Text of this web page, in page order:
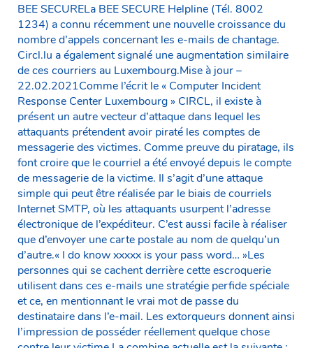
BEE SECURELa BEE SECURE Helpline (Tél. 8002
1234) a connu récemment une nouvelle croissance du
nombre d’appels concernant les e-mails de chantage.
Circl.lu a également signalé une augmentation similaire
de ces courriers au Luxembourg.Mise à jour –
22.02.2021Comme l’écrit le « Computer Incident
Response Center Luxembourg » CIRCL, il existe à
présent un autre vecteur d’attaque dans lequel les
attaquants prétendent avoir piraté les comptes de
messagerie des victimes. Comme preuve du piratage, ils
font croire que le courriel a été envoyé depuis le compte
de messagerie de la victime. Il s’agit d’une attaque
simple qui peut être réalisée par le biais de courriels
Internet SMTP, où les attaquants usurpent l’adresse
électronique de l’expéditeur. C’est aussi facile à réaliser
que d’envoyer une carte postale au nom de quelqu’un
d’autre.« I do know xxxxx is your pass word… »Les
personnes qui se cachent derrière cette escroquerie
utilisent dans ces e-mails une stratégie perfide spéciale
et ce, en mentionnant le vrai mot de passe du
destinataire dans l’e-mail. Les extorqueurs donnent ainsi
l’impression de posséder réellement quelque chose